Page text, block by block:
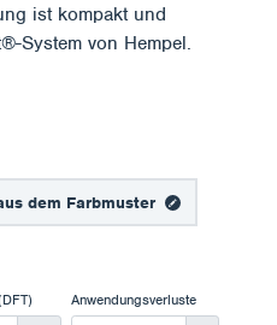
ist kompakt und
System von Hempel.
dem Farbmuster
Anwendungsverluste